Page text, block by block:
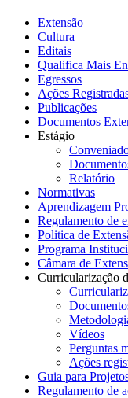
Extensão
Cultura
Editais
Qualifica Mais
Egressos
Ações
Publicações
Documentos
Estágio
Relatório
Normativas
Aprendizagem
Regulamento de
Politica de
Programa
Câmara de
Curricularização
Vídeos
Perguntas
Ações
Guia para
Regulamento de